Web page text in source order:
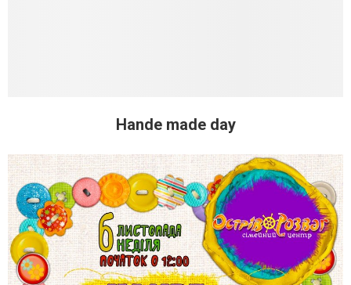
Hande made day